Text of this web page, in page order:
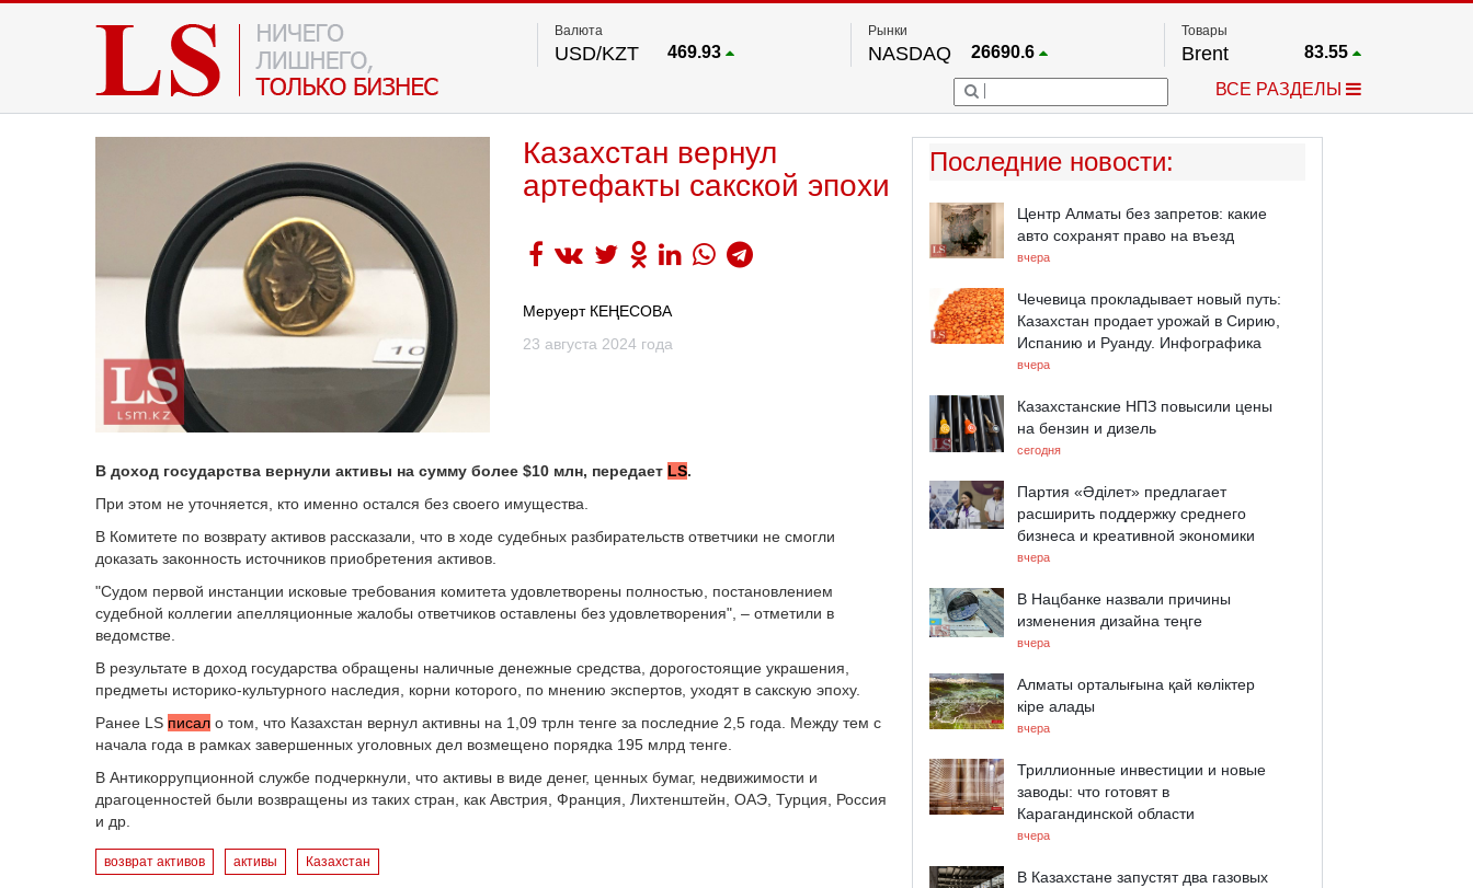
Валюта
USD/KZT 469.93
Рынки
NASDAQ 26690.6
FTSE 100 67.17
54036.9
S&P 500
NYSE 24595.2
Товары
Brent 83.55
Платина
2.662
ВСЕ РАЗДЕЛЫ
Казахстан вернул
артефакты сакской эпохи
Меруерт КЕҢЕСОВА
23 августа 2024 года
В доход государства вернули активы на сумму более $10 млн, передает LS.
При этом не уточняется, кто именно остался без своего имущества.
В Комитете по возврату активов рассказали, что в ходе судебных разбирательств ответчики не смогли
доказать законность источников приобретения активов.
"Судом первой инстанции исковые требования комитета удовлетворены полностью, постановлением
судебной коллегии апелляционные жалобы ответчиков оставлены без удовлетворения", – отметили в
ведомстве.
В результате в доход государства обращены наличные денежные средства, дорогостоящие украшения,
предметы историко-культурного наследия, корни которого, по мнению экспертов, уходят в сакскую эпоху.
Ранее LS писал о том, что Казахстан вернул активны на 1,09 трлн тенге за последние 2,5 года. Между тем с
начала года в рамках завершенных уголовных дел возмещено порядка 195 млрд тенге.
В Антикоррупционной службе подчеркнули, что активы в виде денег, ценных бумаг, недвижимости и
драгоценностей были возвращены из таких стран, как Австрия, Франция, Лихтенштейн, ОАЭ, Турция, Россия
и др.
возврат активов активы Казахстан
Последние новости:
Центр Алматы без запретов: какие
авто сохранят право на въезд
вчера
Чечевица прокладывает новый путь:
Казахстан продает урожай в Сирию,
Испанию и Руанду. Инфографика
вчера
Казахстанские НПЗ повысили цены
на бензин и дизель
сегодня
Партия «Әділет» предлагает
расширить поддержку среднего
бизнеса и креативной экономики
вчера
В Нацбанке назвали причины
изменения дизайна теңге
вчера
Алматы орталығына қай көліктер
кіре алады
вчера
Триллионные инвестиции и новые
заводы: что готовят в
Карагандинской области
вчера
В Казахстане запустят два газовых